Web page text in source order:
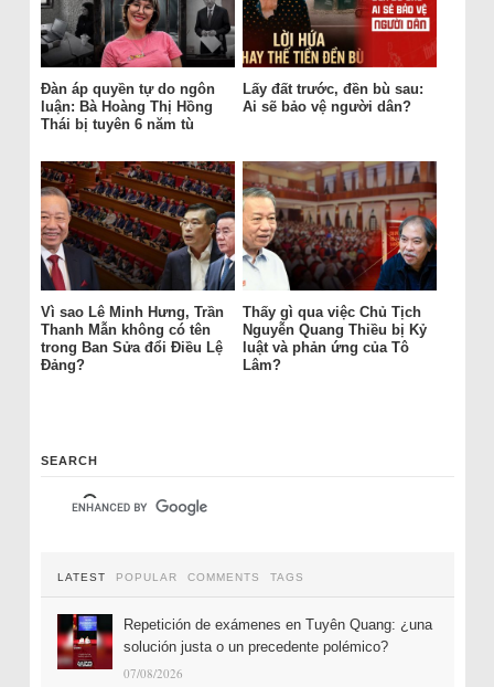
Đàn áp quyền tự do ngôn
luận: Bà Hoàng Thị Hồng
Thái bị tuyên 6 năm tù
Lấy đất trước, đền bù sau:
Ai sẽ bảo vệ người dân?
Vì sao Lê Minh Hưng, Trần
Thanh Mẫn không có tên
trong Ban Sửa đổi Điều Lệ
Đảng?
Thấy gì qua việc Chủ Tịch
Nguyễn Quang Thiều bị Kỷ
luật và phản ứng của Tô
Lâm?
SEARCH
LATEST POPULAR COMMENTS TAGS
Repetición de exámenes en Tuyên Quang: ¿una
solución justa o un precedente polémico?
07/08/2026